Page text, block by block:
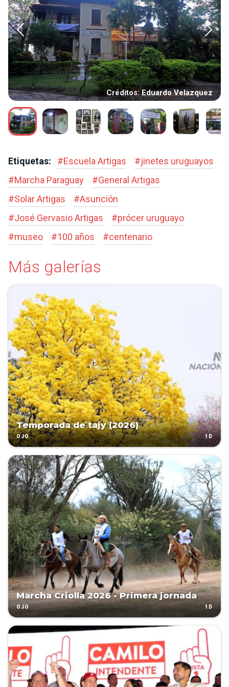
Créditos: Eduardo Velazquez
Etiquetas: #Escuela Artigas #jinetes uruguayos
#Marcha Paraguay #General Artigas
#Solar Artigas #Asunción
#José Gervasio Artigas #prócer uruguayo
#museo #100 años #centenario
Más galerías
Temporada de tajy (2026)
OJO 1D
Marcha Criolla 2026 - Primera jornada
OJO 1D